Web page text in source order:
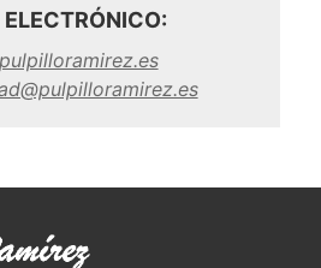
ELECTRÓNICO: